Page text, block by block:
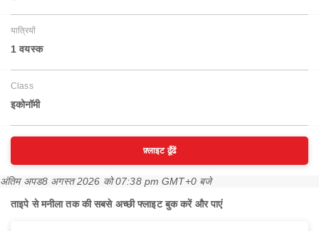
यात्रियों
1 वयस्‍क
Class
इकोनॉमी
फ़्लाइट ढूँढें
अंतिम अपड8 अगस्त 2026 को 07:38 pm GMT+0 बजे
ताइपे से मनीला तक की सबसे अच्छी फ्लाइट बुक करें और पाएं